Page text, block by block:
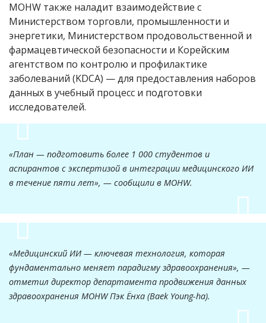
MOHW также наладит взаимодействие с
Министерством торговли, промышленности и
энергетики, Министерством продовольственной и
фармацевтической безопасности и Корейским
агентством по контролю и профилактике
заболеваний (KDCA) — для предоставления наборов
данных в учебный процесс и подготовки
исследователей.
«План — подготовить более 1 000 студентов и
аспирантов с экспертизой в интеграции медицинского ИИ
в течение пяти лет», — сообщили в MOHW.
«Медицинский ИИ — ключевая технология, которая
фундаментально меняет парадигму здравоохранения», —
отметил директор департамента продвижения данных
здравоохранения MOHW Пэк Ёнха (Baek Young-ha).